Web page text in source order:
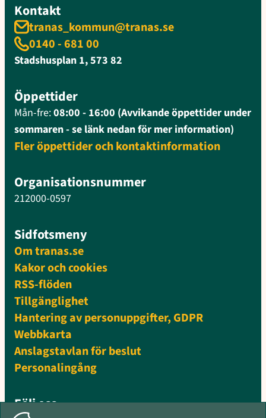
Kontakt
tranas_kommun@tranas.se
0140 - 681 00
Stadshusplan 1, 573 82
Öppettider
Mån-fre:08:00 - 16:00 (Avvikande öppettider under
sommaren - se länk nedan för mer information)
Fler öppettider och kontaktinformation
Organisationsnummer
212000-0597
Sidfotsmeny
Om tranas.se
Kakor och cookies
RSS-flöden
Tillgänglighet
Hantering av personuppgifter, GDPR
Webbkarta
Anslagstavlan för beslut
Personalingång
Följ oss